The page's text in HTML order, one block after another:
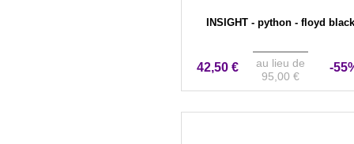
INSIGHT - python - floyd black
42,50 €
au lieu de
95,00 €
-